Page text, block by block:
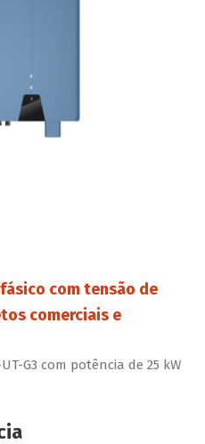
com tensão de
comerciais e
G3 com potência de 25 kW